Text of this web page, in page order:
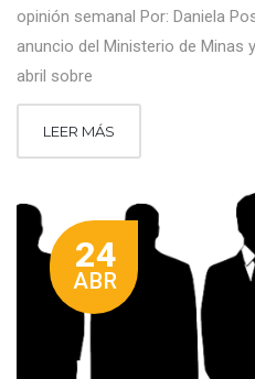
opinión semanal Por: Daniela
anuncio del Ministerio de Minas
abril sobre
LEER MÁS
24
ABR